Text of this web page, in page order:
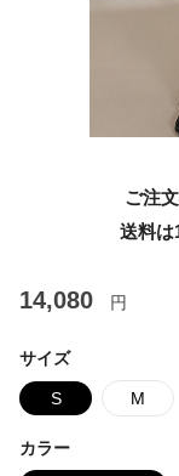
ご注
送料は
14,080 円
サイズ
S M
カラー